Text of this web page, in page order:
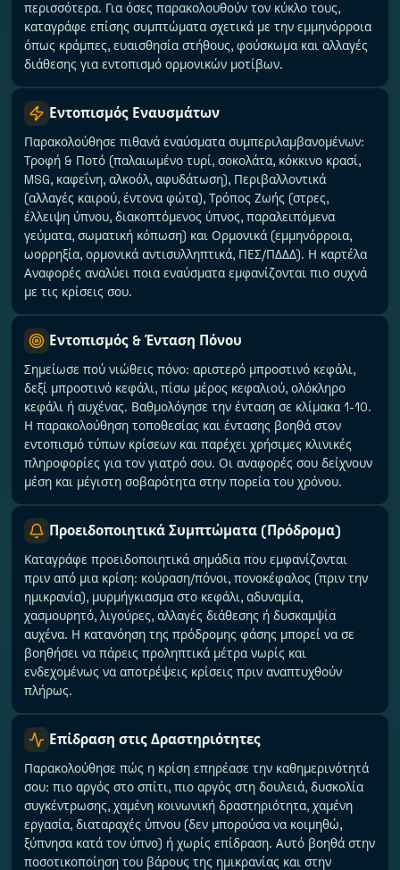
περισσότερα. Για όσες παρακολουθούν τον κύκλο τους,
καταγράφε επίσης συμπτώματα σχετικά με την εμμηνόρροια
όπως κράμπες, ευαισθησία στήθους, φούσκωμα και αλλαγές
διάθεσης για εντοπισμό ορμονικών μοτίβων.
Εντοπισμός Εναυσμάτων
Παρακολούθησε πιθανά εναύσματα συμπεριλαμβανομένων:
Τροφή & Ποτό (παλαιωμένο τυρί, σοκολάτα, κόκκινο κρασί,
MSG, καφεΐνη, αλκοόλ, αφυδάτωση), Περιβαλλοντικά
(αλλαγές καιρού, έντονα φώτα), Τρόπος Ζωής (στρες,
έλλειψη ύπνου, διακοπτόμενος ύπνος, παραλειπόμενα
γεύματα, σωματική κόπωση) και Ορμονικά (εμμηνόρροια,
ωορρηξία, ορμονικά αντισυλληπτικά, ΠΕΣ/ΠΔΔΔ). Η καρτέλα
Αναφορές αναλύει ποια εναύσματα εμφανίζονται πιο συχνά
με τις κρίσεις σου.
Εντοπισμός & Ένταση Πόνου
Σημείωσε πού νιώθεις πόνο: αριστερό μπροστινό κεφάλι,
δεξί μπροστινό κεφάλι, πίσω μέρος κεφαλιού, ολόκληρο
κεφάλι ή αυχένας. Βαθμολόγησε την ένταση σε κλίμακα 1-10.
Η παρακολούθηση τοποθεσίας και έντασης βοηθά στον
εντοπισμό τύπων κρίσεων και παρέχει χρήσιμες κλινικές
πληροφορίες για τον γιατρό σου. Οι αναφορές σου δείχνουν
μέση και μέγιστη σοβαρότητα στην πορεία του χρόνου.
Προειδοποιητικά Συμπτώματα (Πρόδρομα)
Καταγράφε προειδοποιητικά σημάδια που εμφανίζονται
πριν από μια κρίση: κούραση/πόνοι, πονοκέφαλος (πριν την
ημικρανία), μυρμήγκιασμα στο κεφάλι, αδυναμία,
χασμουρητό, λιγούρες, αλλαγές διάθεσης ή δυσκαμψία
αυχένα. Η κατανόηση της πρόδρομης φάσης μπορεί να σε
βοηθήσει να πάρεις προληπτικά μέτρα νωρίς και
ενδεχομένως να αποτρέψεις κρίσεις πριν αναπτυχθούν
πλήρως.
Επίδραση στις Δραστηριότητες
Παρακολούθησε πώς η κρίση επηρέασε την καθημερινότητά
σου: πιο αργός στο σπίτι, πιο αργός στη δουλειά, δυσκολία
συγκέντρωσης, χαμένη κοινωνική δραστηριότητα, χαμένη
εργασία, διαταραχές ύπνου (δεν μπορούσα να κοιμηθώ,
ξύπνησα κατά τον ύπνο) ή χωρίς επίδραση. Αυτό βοηθά στην
ποσοτικοποίηση του βάρους της ημικρανίας και στην